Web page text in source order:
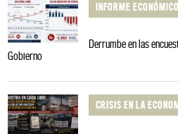
INFORME
Derrumbe en las
Gobierno
CRISIS EN LA